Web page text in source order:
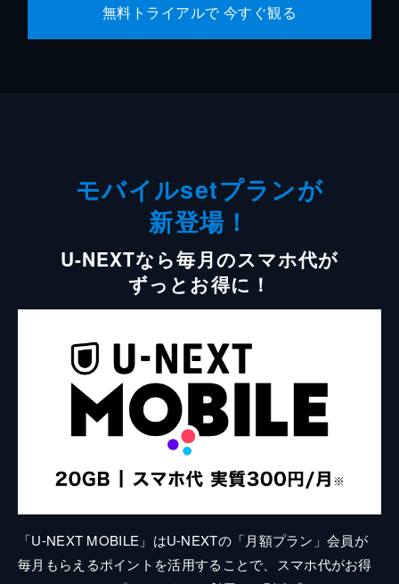
無料トライアルで 今すぐ観る
モバイルsetプランが
新登場！
U-NEXTなら毎月のスマホ代が
ずっとお得に！
「U-NEXT MOBILE」はU-NEXTの「月額プラン」会員が
毎月もらえるポイントを活用することで、スマホ代がお得